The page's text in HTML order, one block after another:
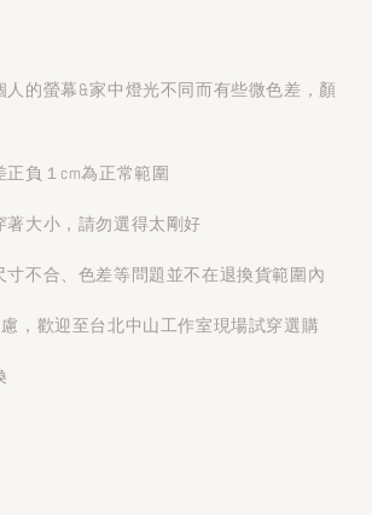
人的螢幕&家中燈光不同而有些微色差，顏
負１cm為正常範圍
著大小，請勿選得太剛好
寸不合、色差等問題並不在退換貨範圍內
，歡迎至台北中山工作室現場試穿選購